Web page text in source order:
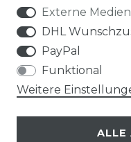
Externe Medien
DHL
PayPal
Funktional
Weitere
ALLE